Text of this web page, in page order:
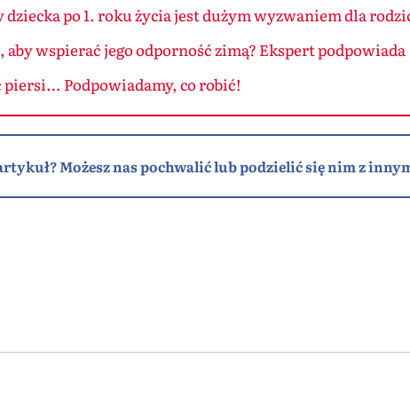
po 1. roku życia jest dużym wyzwaniem dla
wspierać jego odporność zimą? Ekspert podpowiada
piersi… Podpowiadamy, co robić!
Możesz nas pochwalić lub podzielić się nim z